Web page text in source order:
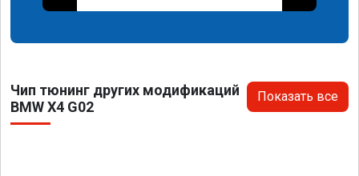
Чип тюнинг других модификаций
BMW X4 G02
Показать все